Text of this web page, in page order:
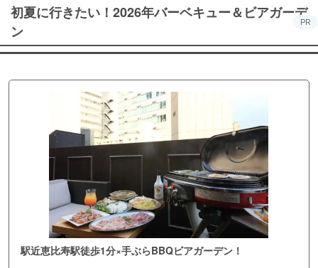
初夏に行きたい！2026年バーベキュー＆ビアガーデ
ン
PR
駅近恵比寿駅徒歩1分×手ぶらBBQビアガーデン！